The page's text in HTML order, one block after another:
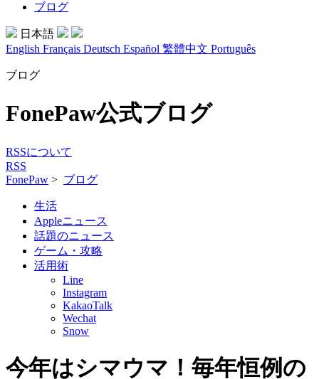
ブログ
日本語
English Français Deutsch Español 繁體中文 Português
ブログ
FonePaw公式ブログ
RSSについて
RSS
FonePaw > ブログ
生活
Appleニュース
話題のニュース
ゲーム・攻略
活用術
Line
Instagram
KakaoTalk
Wechat
Snow
今年はシマウマ！毎年恒例の